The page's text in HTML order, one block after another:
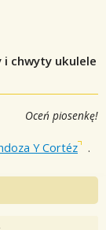
i chwyty ukulele
Oceń piosenkę!
Y Cortéz .